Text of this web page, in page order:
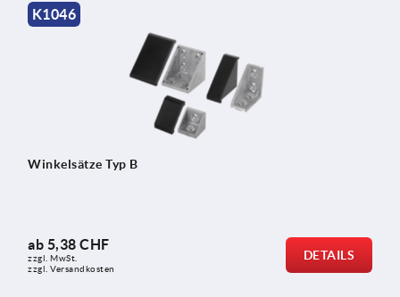
K1046
Winkelsätze Typ B
ab 5,38 CHF
zzgl. MwSt.
zzgl. Versandkosten
DETAILS